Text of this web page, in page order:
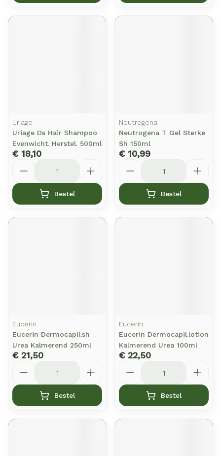
Uriage
Uriage Ds Hair Shampoo
Evenwicht. Herstel. 500ml
€ 18,10
Bestel
Neutrogena
Neutrogena T Gel Sterke
Sh 150ml
€ 10,99
Bestel
Eucerin
Eucerin Dermocapil.sh
Urea Kalmerend 250ml
€ 21,50
Bestel
Eucerin
Eucerin Dermocapil.lotion
Kalmerend Urea 100ml
€ 22,50
Bestel